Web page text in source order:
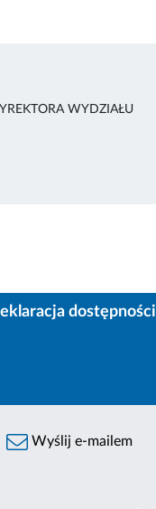
WYDZIAŁU
dostępności
Wyślij e-mailem